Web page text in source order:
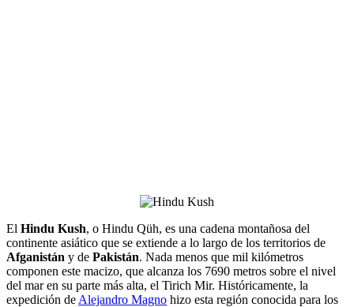
El Hindu Kush, o Hindu Qüh, es una cadena montañosa del
continente asiático que se extiende a lo largo de los territorios de
Afganistán y de Pakistán. Nada menos que mil kilómetros
componen este macizo, que alcanza los 7690 metros sobre el nivel
del mar en su parte más alta, el Tirich Mir. Históricamente, la
expedición de Alejandro Magno hizo esta región conocida para los